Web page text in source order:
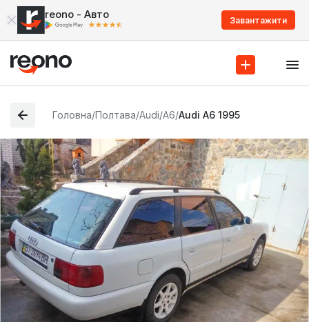
reono - Авто Завантажити
Головна/Полтава/Audi/A6/Audi A6 1995